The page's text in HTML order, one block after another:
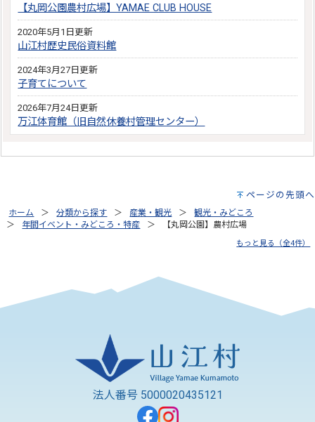
【丸岡公園農村広場】YAMAE CLUB HOUSE
2020年5月1日更新
山江村歴史民俗資料館
2024年3月27日更新
子育てについて
2026年7月24日更新
万江体育館（旧自然休養村管理センター）
ページの先頭へ
ホーム 分類から探す 産業・観光
観光・みどころ
年間イベント・みどころ・特産
【丸岡公園】農村広場
もっと見る（全4件）
法人番号 5000020435121